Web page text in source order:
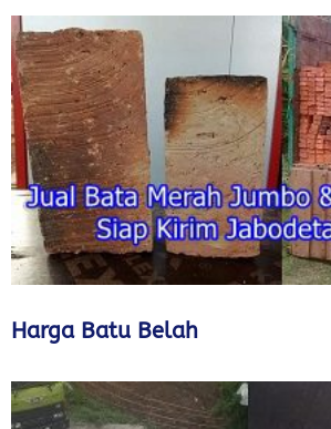
Harga Batu Belah